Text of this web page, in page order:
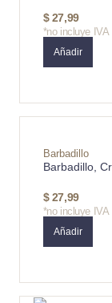
$27,99
*no incluye IVA
Añadir
Barbadillo
Barbadillo,
$27,99
*no incluye IVA
Añadir